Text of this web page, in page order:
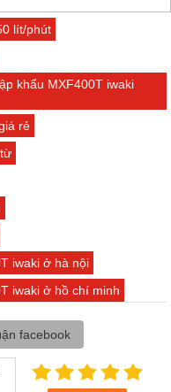
lít/phút
khẩu MXF400T iwaki
rẻ
iwaki ở hà nội
iwaki ở hồ chí minh
facebook